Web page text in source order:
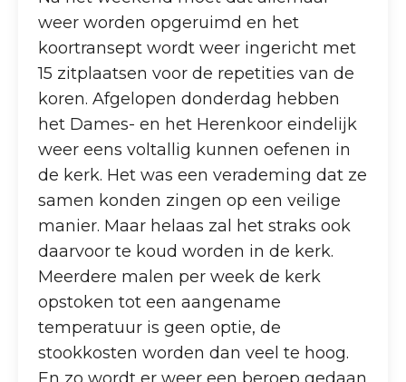
weer worden opgeruimd en het
koortransept wordt weer ingericht met
15 zitplaatsen voor de repetities van de
koren. Afgelopen donderdag hebben
het Dames- en het Herenkoor eindelijk
weer eens voltallig kunnen oefenen in
de kerk. Het was een verademing dat ze
samen konden zingen op een veilige
manier. Maar helaas zal het straks ook
daarvoor te koud worden in de kerk.
Meerdere malen per week de kerk
opstoken tot een aangename
temperatuur is geen optie, de
stookkosten worden dan veel te hoog.